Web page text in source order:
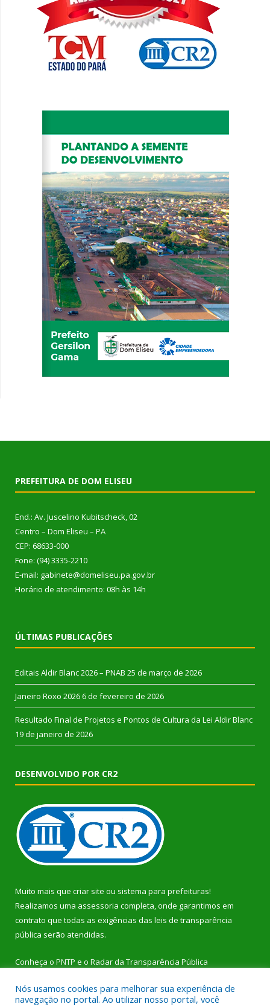
PREFEITURA DE DOM ELISEU
End.: Av. Juscelino Kubitscheck, 02
Centro – Dom Eliseu – PA
CEP: 68633-000
Fone: (94) 3335-2210
E-mail: gabinete@domeliseu.pa.gov.br
Horário de atendimento: 08h às 14h
ÚLTIMAS PUBLICAÇÕES
Editais Aldir Blanc 2026 – PNAB 25 de março de 2026
Janeiro Roxo 2026 6 de fevereiro de 2026
Resultado Final de Projetos e Pontos de Cultura da Lei Aldir Blanc
19 de janeiro de 2026
DESENVOLVIDO POR CR2
Muito mais que criar site ou sistema para prefeituras!
Realizamos uma assessoria completa, onde garantimos em
contrato que todas as exigências das leis de transparência
pública serão atendidas.
Conheça o PNTP e o Radar da Transparência Pública
Nós usamos cookies para melhorar sua experiência de
navegação no portal. Ao utilizar nosso portal, você